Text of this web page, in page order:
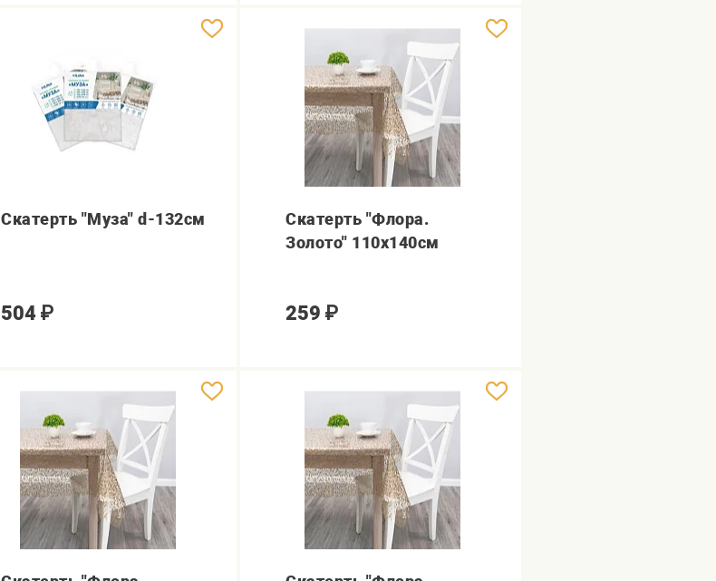
Скатерть "Муза" d-132см
504 ₽
Скатерть "Флора.
Золото" 110х140см
259 ₽